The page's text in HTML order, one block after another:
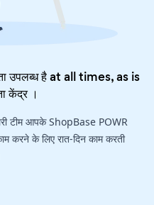
उपलब्ध है at all times, as is
केंद्र।
टीम आपके ShopBase POWR
के लिए रात-दिन काम करती